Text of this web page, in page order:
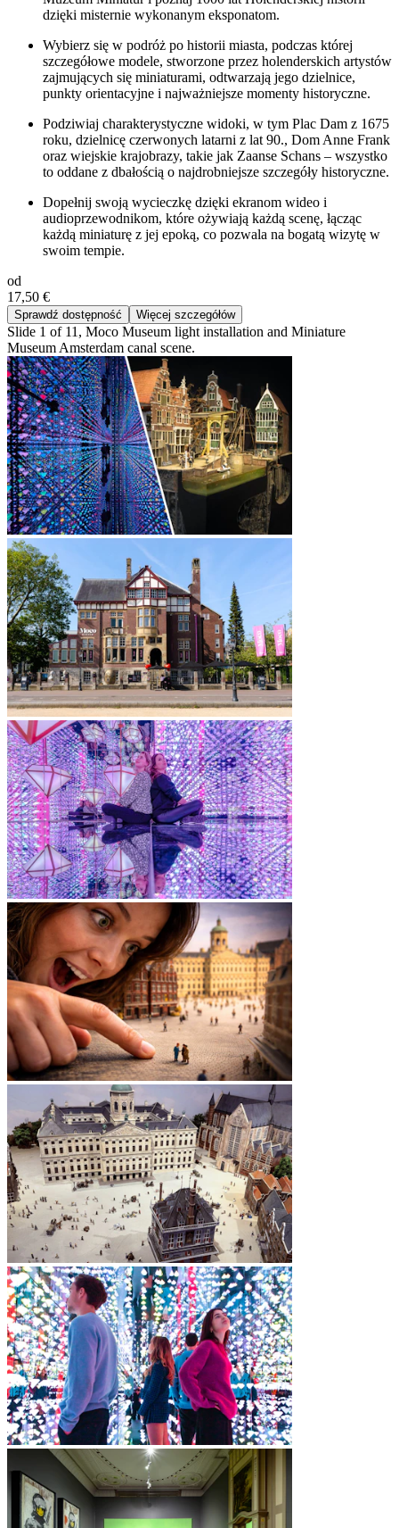
dzięki misternie wykonanym eksponatom.
Wybierz się w podróż po historii miasta, podczas której
szczegółowe modele, stworzone przez holenderskich artystów
zajmujących się miniaturami, odtwarzają jego dzielnice,
punkty orientacyjne i najważniejsze momenty historyczne.
Podziwiaj charakterystyczne widoki, w tym Plac Dam z 1675
roku, dzielnicę czerwonych latarni z lat 90., Dom Anne Frank
oraz wiejskie krajobrazy, takie jak Zaanse Schans – wszystko
to oddane z dbałością o najdrobniejsze szczegóły historyczne.
Dopełnij swoją wycieczkę dzięki ekranom wideo i
audioprzewodnikom, które ożywiają każdą scenę, łącząc
każdą miniaturę z jej epoką, co pozwala na bogatą wizytę w
swoim tempie.
od
17,50 €
Sprawdź dostępność Więcej szczegółów
Slide 1 of 11, Moco Museum light installation and Miniature
Museum Amsterdam canal scene.